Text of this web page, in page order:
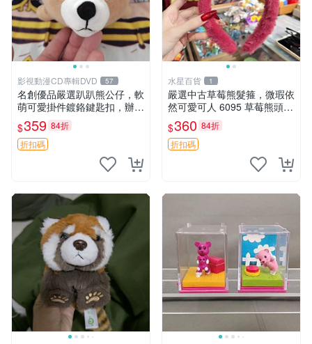
影視動漫CD專輯DVD 57
名創優品嚴選趴趴熊公仔，軟
萌可愛掛件鍍鉻鍵匙扣，辦公
放松好選擇 趴趴熊 鍍鉻鍵匙
扣 萬用掛件
$359 84折
折扣碼
水星百貨 1
嚴選中古草莓熊髮箍，微瑕依
然可愛可人 6095 草莓熊頭飾
中古髮圈 熊寶 寶寶 娃娃熊髮
箍 中古收藏 玩具髮夾
$360 84折
折扣碼